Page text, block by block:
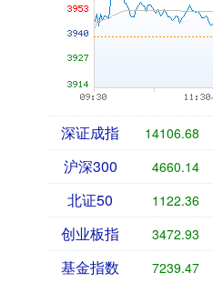
深证成指 14106.68
沪深300 4660.14
北证50 1122.36
创业板指 3472.93
基金指数 7239.47